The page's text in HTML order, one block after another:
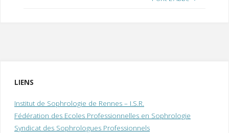
LIENS
Institut de Sophrologie de Rennes – I.S.R.
Fédération des Ecoles Professionnelles en Sophrologie
Syndicat des Sophrologues Professionnels